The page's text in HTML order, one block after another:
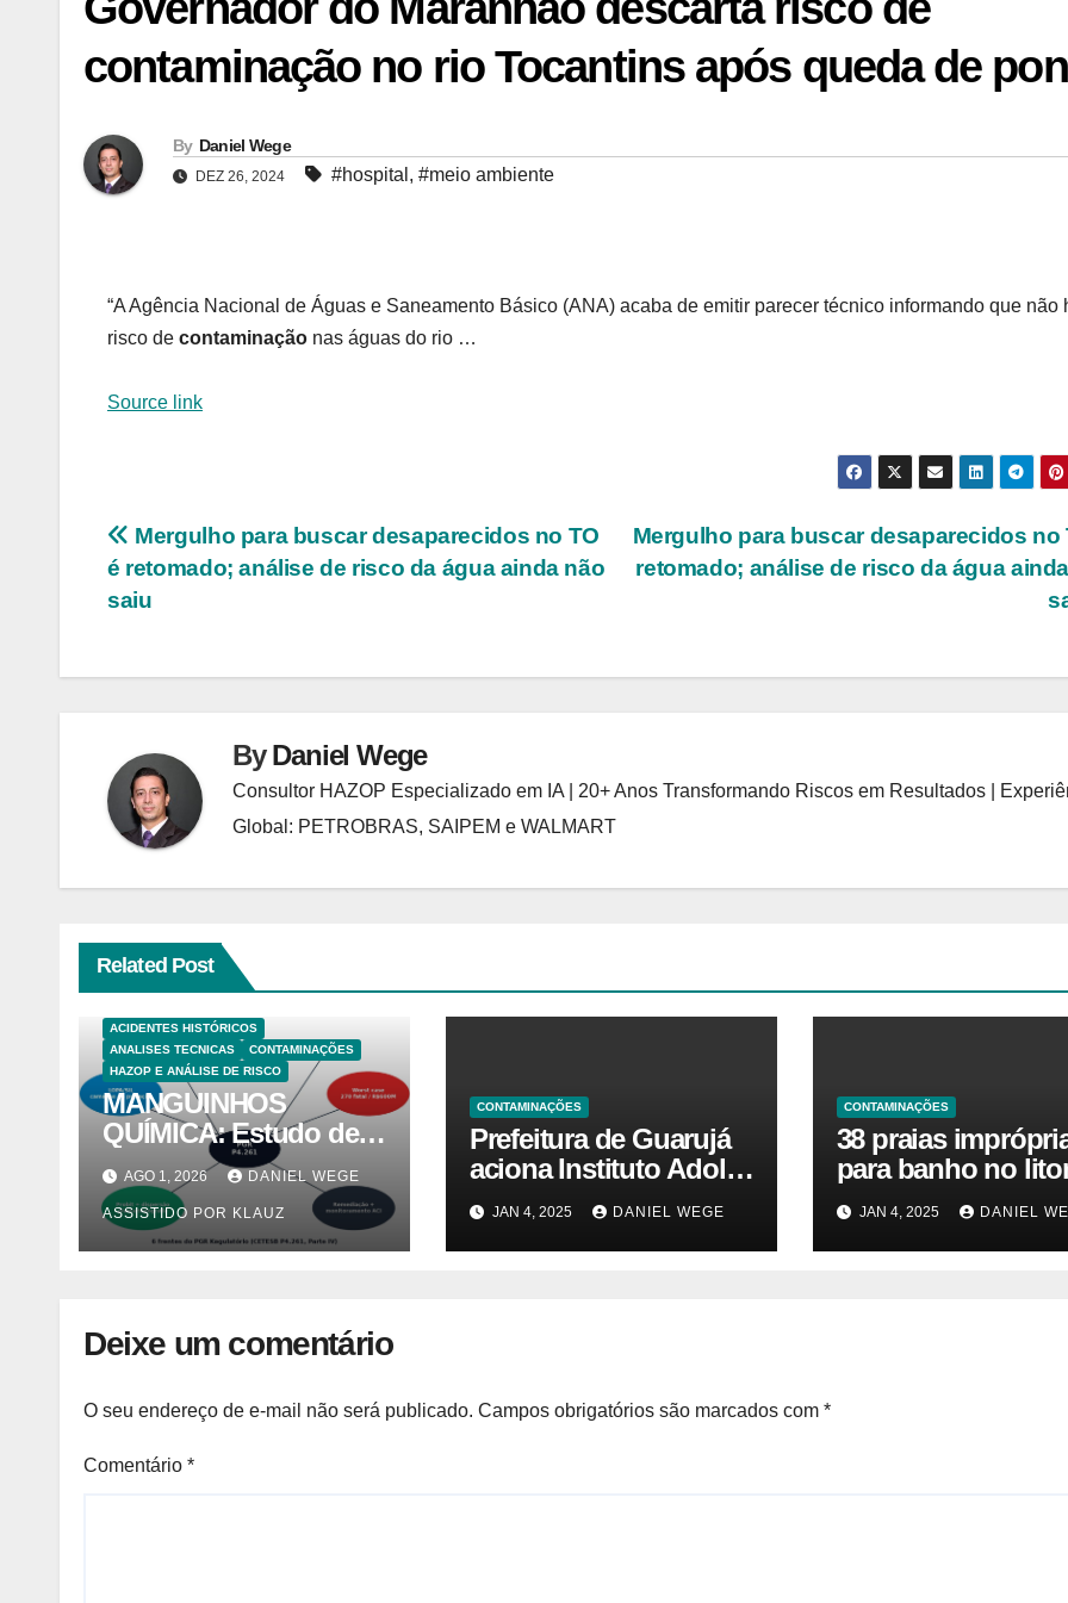
contaminação no rio Tocantins após queda de
By Daniel Wege
DEZ 26, 2024 #hospital , #meio ambiente
“A Agência Nacional de Águas e Saneamento Básico (ANA) acaba de emitir parecer técnico informando que não
risco de contaminação nas águas do rio …
Source link
Navegação
de
Mergulho para buscar desaparecidos no
retomado; análise de risco da água
Mergulho para buscar desaparecidos no TO
é retomado; análise de risco da água ainda não
saiu
ByDaniel Wege
Consultor HAZOP Especializado em IA | 20+ Anos Transformando Riscos em Resultados |
Global: PETROBRAS, SAIPEM e WALMART
Related Post
ACIDENTES HISTÓRICOS
ANALISES TECNICAS
CONTAMINAÇÕES
HAZOP E ANÁLISE DE RISCO
MANGUINHOS
QUÍMICA: Estudo de
Caso PGR — Área
Contaminada
Prioridade A em
Campinas (CETESB
AGO 1, 2026 DANIEL WEGE
ASSISTIDO POR KLAUZ
CONTAMINAÇÕES
Prefeitura de Guarujá
aciona Instituto Adolfo
Lutz para identificar
causas da virose em
moradores e turistas –
JAN 4, 2025 DANIEL WEGE
CONTAMINAÇÕES
38 praias
para banho no
paulista geram
ambiental e de
pública
JAN 4, 2025 DANIEL
Deixe um comentário
O seu endereço de e-mail não será publicado. Campos obrigatórios são marcados com *
Comentário *